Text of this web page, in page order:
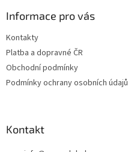
Informace pro vás
Kontakty
Platba a dopravné ČR
Obchodní podmínky
Podmínky ochrany osobních údajů
Kontakt